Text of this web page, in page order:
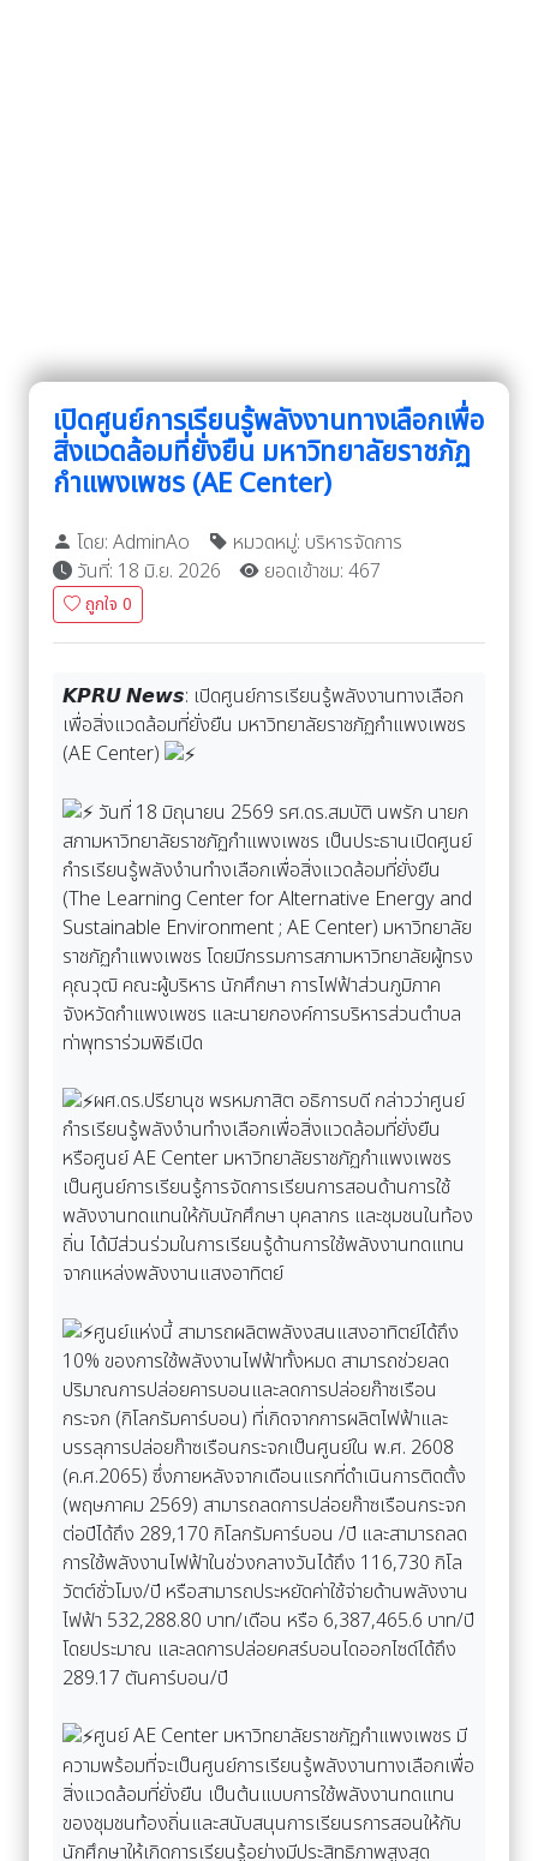
เปิดศูนย์การเรียนรู้พลังงานทางเลือกเพื่อ
สิ่งแวดล้อมที่ยั่งยืน มหาวิทยาลัยราชภัฏ
กำแพงเพชร (AE Center)
โดย: AdminAo
หมวดหมู่: บริหารจัดการ
วันที่: 18 มิ.ย. 2026
ยอดเข้าชม: 467
ถูกใจ 0
𝙆𝙋𝙍𝙐 𝙉𝙚𝙬𝙨: เปิดศูนย์การเรียนรู้พลังงานทางเลือก
เพื่อสิ่งแวดล้อมที่ยั่งยืน มหาวิทยาลัยราชภัฏกำแพงเพชร
(AE Center)
วันที่ 18 มิถุนายน 2569 รศ.ดร.สมบัติ นพรัก นายก
สภามหาวิทยาลัยราชภัฏกำแพงเพชร เป็นประธานเปิดศูนย์
กำรเรียนรู้พลังงำนทำงเลือกเพื่อสิ่งแวดล้อมที่ยั่งยืน
(The Learning Center for Alternative Energy and
Sustainable Environment ; AE Center) มหาวิทยาลัย
ราชภัฏกำแพงเพชร โดยมีกรรมการสภามหาวิทยาลัยผู้ทรง
คุณวุฒิ คณะผู้บริหาร นักศึกษา การไฟฟ้าส่วนภูมิภาค
จังหวัดกำแพงเพชร และนายกองค์การบริหารส่วนตำบล
ท่าพุทราร่วมพิธีเปิด
ผศ.ดร.ปรียานุช พรหมภาสิต อธิการบดี กล่าวว่าศูนย์
กำรเรียนรู้พลังงำนทำงเลือกเพื่อสิ่งแวดล้อมที่ยั่งยืน
หรือศูนย์ AE Center มหาวิทยาลัยราชภัฏกำแพงเพชร
เป็นศูนย์การเรียนรู้การจัดการเรียนการสอนด้านการใช้
พลังงานทดแทนให้กับนักศึกษา บุคลากร และชุมชนในท้อง
ถิ่น ได้มีส่วนร่วมในการเรียนรู้ด้านการใช้พลังงานทดแทน
จากแหล่งพลังงานแสงอาทิตย์
ศูนย์แห่งนี้ สามารถผลิตพลังงสนแสงอาทิตย์ได้ถึง
10% ของการใช้พลังงานไฟฟ้าทั้งหมด สามารถช่วยลด
ปริมาณการปล่อยคารบอนและลดการปล่อยก๊าซเรือน
กระจก (กิโลกรัมคาร์บอน) ที่เกิดจากการผลิตไฟฟ้าและ
บรรลุการปล่อยก๊าซเรือนกระจกเป็นศูนย์ใน พ.ศ. 2608
(ค.ศ.2065) ซึ่งภายหลังจากเดือนแรกที่ดำเนินการติดตั้ง
(พฤษภาคม 2569) สามารถลดการปล่อยก๊าซเรือนกระจก
ต่อปีได้ถึง 289,170 กิโลกรัมคาร์บอน /ปี และสามารถลด
การใช้พลังงานไฟฟ้าในช่วงกลางวันได้ถึง 116,730 กิโล
วัตต์ชั่วโมง/ปี หรือสามารถประหยัดค่าใช้จ่ายด้านพลังงาน
ไฟฟ้า 532,288.80 บาท/เดือน หรือ 6,387,465.6 บาท/ปี
โดยประมาณ และลดการปล่อยคสร์บอนไดออกไซด์ได้ถึง
289.17 ตันคาร์บอน/ปี
ศูนย์ AE Center มหาวิทยาลัยราชภัฏกำแพงเพชร มี
ความพร้อมที่จะเป็นศูนย์การเรียนรู้พลังงานทางเลือกเพื่อ
สิ่งแวดล้อมที่ยั่งยืน เป็นต้นแบบการใช้พลังงานทดแทน
ของชุมชนท้องถิ่นและสนับสนุนการเรียนรการสอนให้กับ
นักศึกษาให้เกิดการเรียนรู้อย่างมีประสิทธิภาพสูงสุด